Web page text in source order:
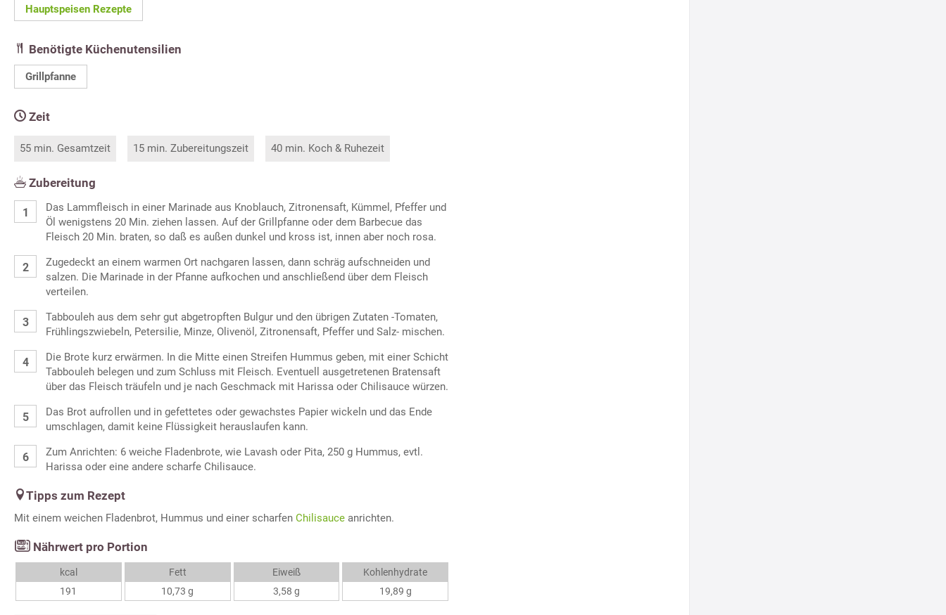
Hauptspeisen Rezepte
Benötigte Küchenutensilien
Grillpfanne
Zeit
55 min. Gesamtzeit 15 min. Zubereitungszeit 40 min. Koch & Ruhezeit
Zubereitung
Das Lammfleisch in einer Marinade aus Knoblauch, Zitronensaft, Kümmel, Pfeffer und
Öl wenigstens 20 Min. ziehen lassen. Auf der Grillpfanne oder dem Barbecue das
Fleisch 20 Min. braten, so daß es außen dunkel und kross ist, innen aber noch rosa.
Zugedeckt an einem warmen Ort nachgaren lassen, dann schräg aufschneiden und
salzen. Die Marinade in der Pfanne aufkochen und anschließend über dem Fleisch
verteilen.
Tabbouleh aus dem sehr gut abgetropften Bulgur und den übrigen Zutaten -Tomaten,
Frühlingszwiebeln, Petersilie, Minze, Olivenöl, Zitronensaft, Pfeffer und Salz- mischen.
Die Brote kurz erwärmen. In die Mitte einen Streifen Hummus geben, mit einer Schicht
Tabbouleh belegen und zum Schluss mit Fleisch. Eventuell ausgetretenen Bratensaft
über das Fleisch träufeln und je nach Geschmack mit Harissa oder Chilisauce würzen.
Das Brot aufrollen und in gefettetes oder gewachstes Papier wickeln und das Ende
umschlagen, damit keine Flüssigkeit herauslaufen kann.
Zum Anrichten: 6 weiche Fladenbrote, wie Lavash oder Pita, 250 g Hummus, evtl.
Harissa oder eine andere scharfe Chilisauce.
Tipps zum Rezept
Mit einem weichen Fladenbrot, Hummus und einer scharfen Chilisauce anrichten.
Nährwert pro Portion
kcal
191
Fett
10,73 g
Eiweiß
3,58 g
Kohlenhydrate
19,89 g